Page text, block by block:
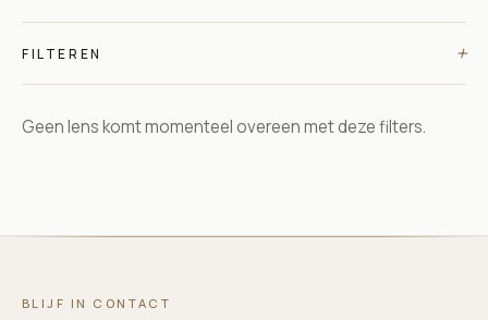
FILTEREN +
Geen lens komt momenteel overeen met deze filters.
BLIJF IN CONTACT